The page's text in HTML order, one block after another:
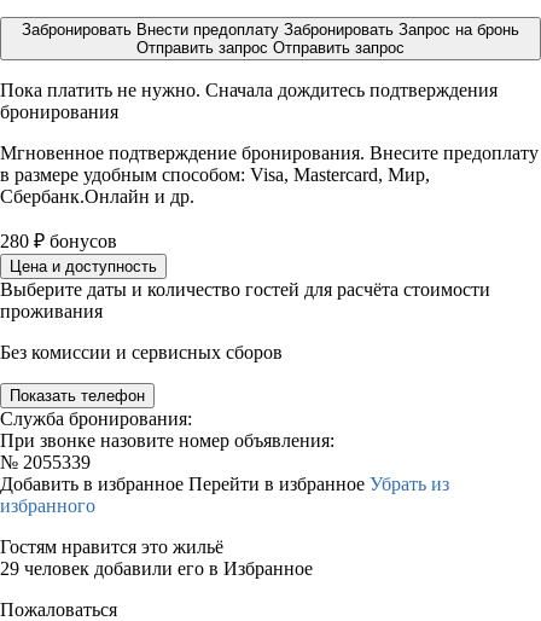
Забронировать Внести предоплату Забронировать Запрос на бронь
Отправить запрос Отправить запрос
Пока платить не нужно. Сначала дождитесь подтверждения
бронирования
Мгновенное подтверждение бронирования. Внесите предоплату
в размере удобным способом: Visa, Mastercard, Мир,
Сбербанк.Онлайн и др.
280 ₽ бонусов
Цена и доступность
Выберите даты и количество гостей для расчёта стоимости
проживания
Без комиссии и сервисных сборов
Показать телефон
Служба бронирования:
При звонке назовите номер объявления:
№ 2055339
Добавить в избранное Перейти в избранное Убрать из
избранного
Гостям нравится это жильё
29 человек добавили его в Избранное
Пожаловаться